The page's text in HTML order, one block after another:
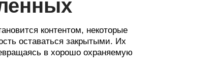
контентом, некоторые
оставаться закрытыми. Их
в хорошо охраняемую